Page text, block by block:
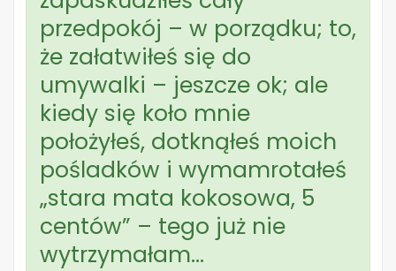
przedpokój – w porządku; to,
że załatwiłeś się do
umywalki – jeszcze ok; ale
kiedy się koło mnie
położyłeś, dotknąłeś moich
pośladków i wymamrotałeś
„stara mata kokosowa, 5
centów” – tego już nie
wytrzymałam…